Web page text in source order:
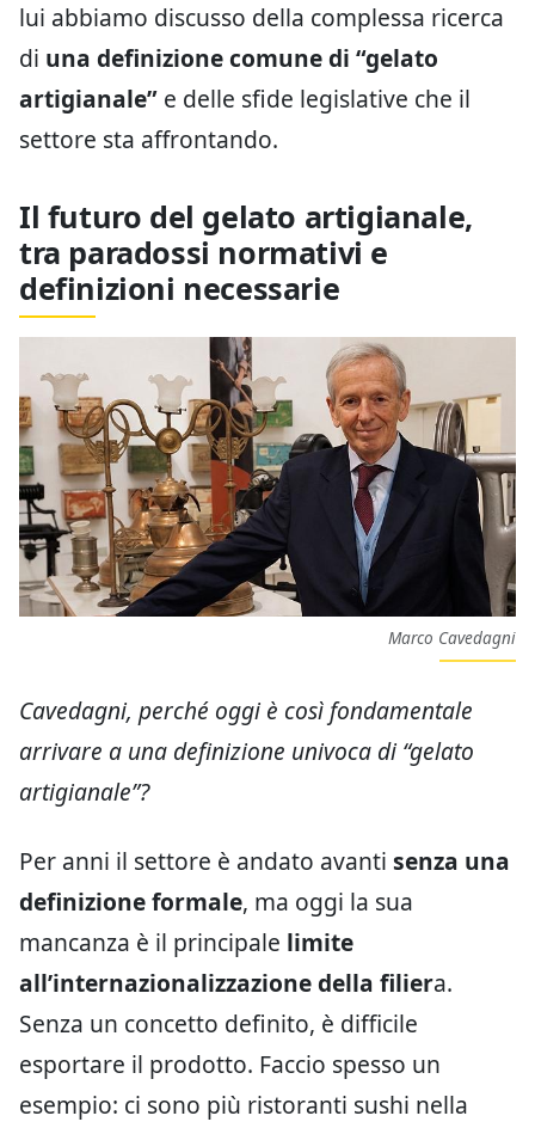
lui abbiamo discusso della complessa ricerca
di una definizione comune di “gelato
artigianale” e delle sfide legislative che il
settore sta affrontando.
Il futuro del gelato artigianale,
tra paradossi normativi e
definizioni necessarie
Marco Cavedagni
Cavedagni, perché oggi è così fondamentale
arrivare a una definizione univoca di “gelato
artigianale”?
Per anni il settore è andato avanti senza una
definizione formale, ma oggi la sua
mancanza è il principale limite
all’internazionalizzazione della filiera.
Senza un concetto definito, è difficile
esportare il prodotto. Faccio spesso un
esempio: ci sono più ristoranti sushi nella